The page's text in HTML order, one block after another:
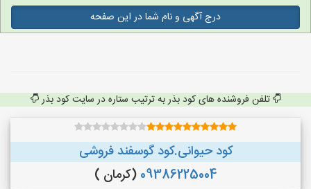
درج آگهی و نام شما در این صفحه
تلفن فروشنده های کود بذر به ترتیب ستاره در سایت کود بذر
کود حیوانی.کود گوسفند فروشی
09386225004 (کرمان )